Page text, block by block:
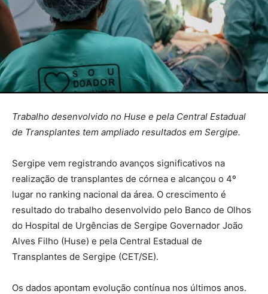
Trabalho desenvolvido no Huse e pela Central Estadual
de Transplantes tem ampliado resultados em Sergipe.
Sergipe vem registrando avanços significativos na
realização de transplantes de córnea e alcançou o 4º
lugar no ranking nacional da área. O crescimento é
resultado do trabalho desenvolvido pelo Banco de Olhos
do Hospital de Urgências de Sergipe Governador João
Alves Filho (Huse) e pela Central Estadual de
Transplantes de Sergipe (CET/SE).
Os dados apontam evolução contínua nos últimos anos.